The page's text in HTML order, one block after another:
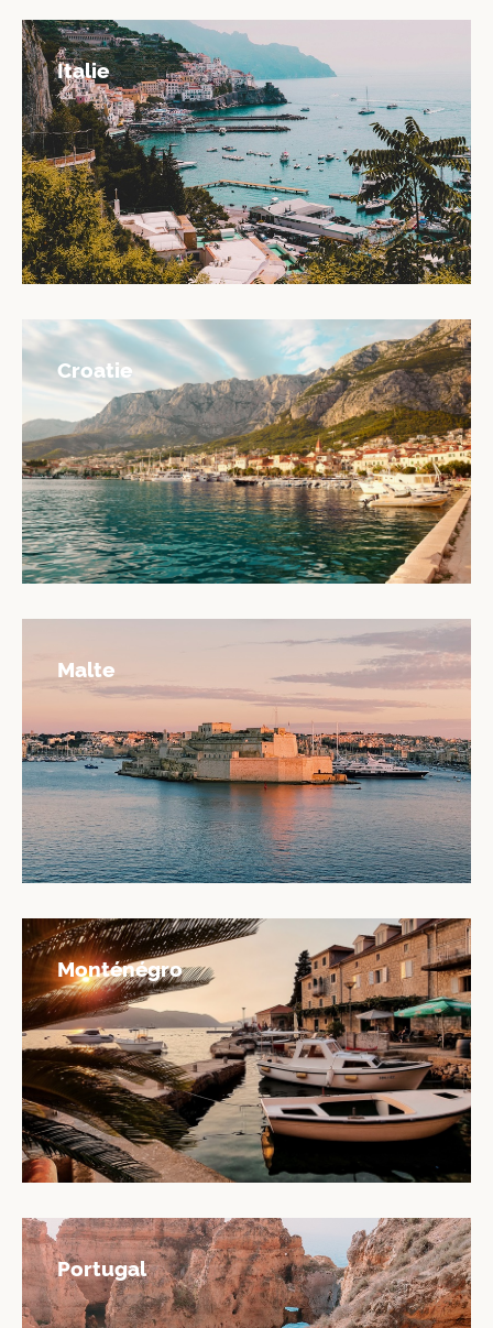
Italie
Croatie
Malte
Monténégro
Portugal